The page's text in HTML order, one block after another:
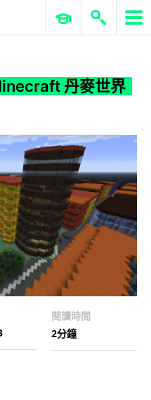
ERP 與商業 AI
丹麥世界
閱讀時間
2分鐘